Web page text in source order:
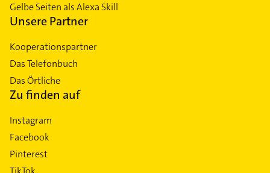
Gelbe Seiten als Alexa Skill
Unsere Partner
Kooperationspartner
Das Telefonbuch
Das Örtliche
Zu finden auf
Instagram
Facebook
Pinterest